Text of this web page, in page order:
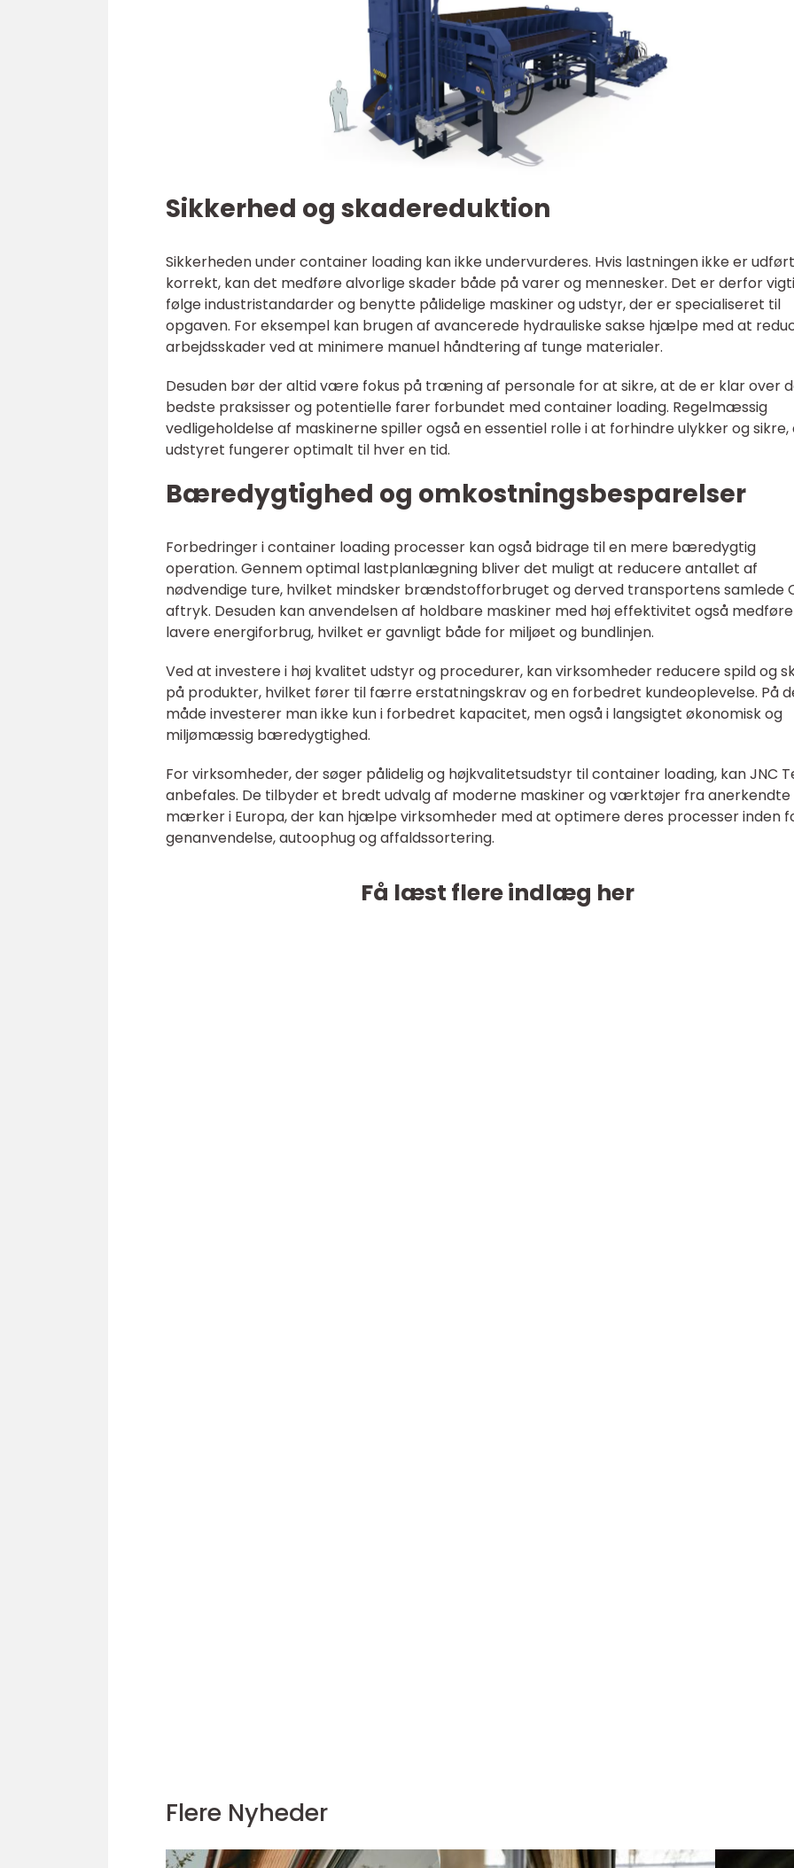
Sikkerhed og skadereduktion
Sikkerheden under container loading kan ikke undervurderes. Hvis lastningen ikke er udført
korrekt, kan det medføre alvorlige skader både på varer og mennesker. Det er derfor
følge industristandarder og benytte pålidelige maskiner og udstyr, der er specialiseret til
opgaven. For eksempel kan brugen af avancerede hydrauliske sakse hjælpe med at
arbejdsskader ved at minimere manuel håndtering af tunge materialer.
Desuden bør der altid være fokus på træning af personale for at sikre, at de er klar over
bedste praksisser og potentielle farer forbundet med container loading. Regelmæssig
vedligeholdelse af maskinerne spiller også en essentiel rolle i at forhindre ulykker og sikre,
udstyret fungerer optimalt til hver en tid.
Bæredygtighed og omkostningsbesparelser
Forbedringer i container loading processer kan også bidrage til en mere bæredygtig
operation. Gennem optimal lastplanlægning bliver det muligt at reducere antallet af
nødvendige ture, hvilket mindsker brændstofforbruget og derved transportens samlede
aftryk. Desuden kan anvendelsen af holdbare maskiner med høj effektivitet også medføre
lavere energiforbrug, hvilket er gavnligt både for miljøet og bundlinjen.
Ved at investere i høj kvalitet udstyr og procedurer, kan virksomheder reducere spild og
på produkter, hvilket fører til færre erstatningskrav og en forbedret kundeoplevelse. På
måde investerer man ikke kun i forbedret kapacitet, men også i langsigtet økonomisk og
miljømæssig bæredygtighed.
For virksomheder, der søger pålidelig og højkvalitetsudstyr til container loading, kan JNC
anbefales. De tilbyder et bredt udvalg af moderne maskiner og værktøjer fra anerkendte
mærker i Europa, der kan hjælpe virksomheder med at optimere deres processer inden
genanvendelse, autoophug og affaldssortering.
Få læst flere indlæg her
Flere Nyheder